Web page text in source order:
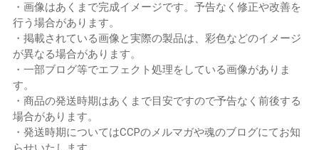
・画像はあくまで完成イメージです。予告なく修正や改善を
行う場合があります。
・掲載されている画像と実際の製品は、彩色などのイメージ
が異なる場合があります。
・一部ブログ等でエフェクト処理をしている画像がありま
す。
・商品の発送時期はあくまで目安ですので予告なく前後する
場合があります。
・発送時期についてはCCPのメルマガや魂のブログにてお知